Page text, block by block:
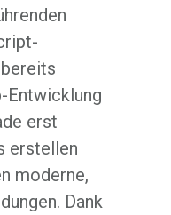
Entwicklung
erst
erstellen
moderne,
Dank